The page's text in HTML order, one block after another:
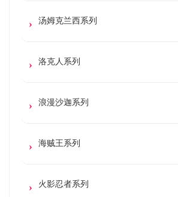
汤姆克兰西系列
洛克人系列
浪漫沙迦系列
海贼王系列
火影忍者系列